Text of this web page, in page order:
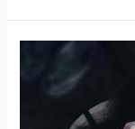
Önismeret
fejlődés